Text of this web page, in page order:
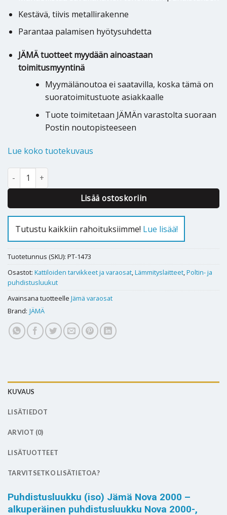
Kestävä, tiivis metallirakenne
Parantaa palamisen hyötysuhdetta
JÄMÄ tuotteet myydään ainoastaan
toimitusmyyntinä
Myymälänoutoa ei saatavilla, koska tämä on
suoratoimitustuote asiakkaalle
Tuote toimitetaan JÄMÄn varastolta suoraan
Postin noutopisteeseen
Lue koko tuotekuvaus
Puhdistusluukku (iso) Jämä Nova 2000 (1998 alkaen) määrä
Lisää ostoskoriin
Tutustu kaikkiin rahoituksiimme! Lue lisää!
Tuotetunnus (SKU): PT-1473
Osastot: Kattiloiden tarvikkeet ja varaosat,Lämmityslaitteet,Poltin- ja
puhdistusluukut
Avainsana tuotteelle Jämä varaosat
Brand: JÄMÄ
KUVAUS
LISÄTIEDOT
ARVIOT (0)
LISÄTUOTTEET
TARVITSETKO LISÄTIETOA?
Puhdistusluukku (iso) Jämä Nova 2000 –
alkuperäinen puhdistusluukku Nova 2000-,